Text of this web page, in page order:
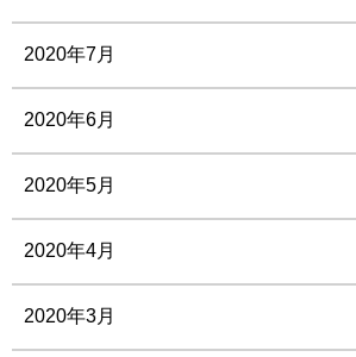
2020年7月
2020年6月
2020年5月
2020年4月
2020年3月